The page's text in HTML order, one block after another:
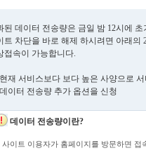
된 데이터 전송량은 금일 밤 12시에
트 차단을 바로 해제 하시려면 아래의
접속이 가능합니다.
재 서비스보다 보다 높은 사양으로
이터 전송량 추가 옵션을 신청
데이터 전송량이란?
사이트 이용자가 홈페이지를 방문하면 접